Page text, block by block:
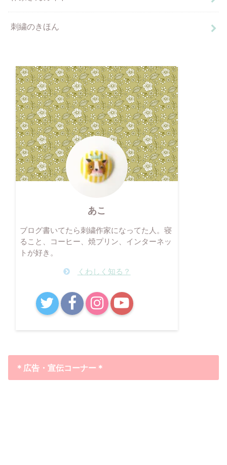
刺繍のきほん
あこ
ブログ書いてたら刺繍作家になってた人。寝
ること、コーヒー、焼プリン、インターネッ
トが好き。
くわしく知る？
＊広告・宣伝コーナー＊